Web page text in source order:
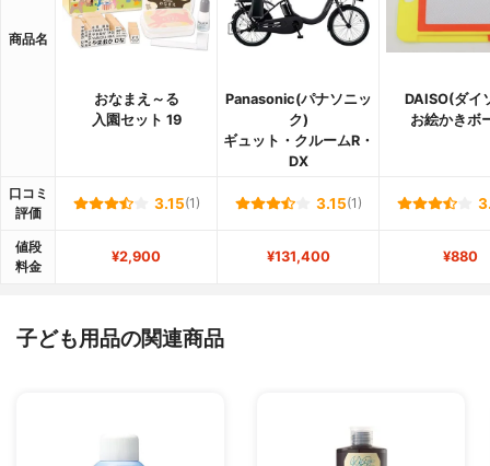
商品名
おなまえ～る
入園セット 19
Panasonic(パナソニッ
ク)
ギュット・クルームR・
DX
DAISO(ダイ
お絵かきボ
口コミ
評価
3.15(1) 3.15(1)
値段
料金
¥2,900 ¥131,400 ¥880
子ども用品の関連商品